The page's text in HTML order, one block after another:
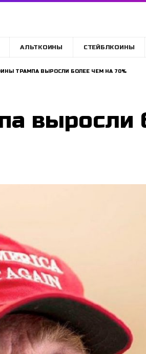
АЛЬТКОИНЫ СТЕЙБЛКОИНЫ
ТРАМПА ВЫРОСЛИ БОЛЕЕ ЧЕМ НА 70%
выросли